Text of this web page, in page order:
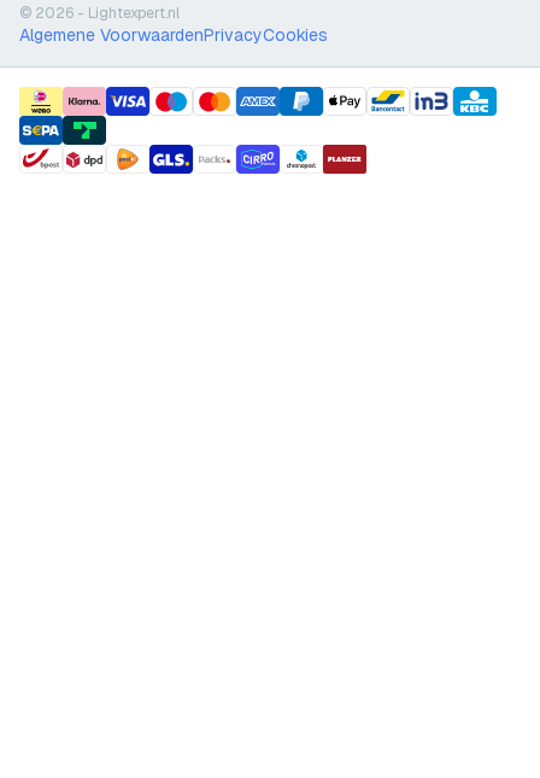
© 2026 - Lightexpert.nl
Algemene VoorwaardenPrivacyCookies
payment methods
shipment methods